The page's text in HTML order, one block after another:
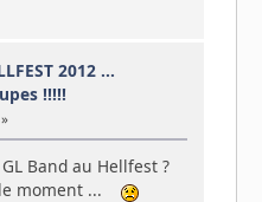
2012 ...
!!!!!
Band au Hellfest ?
moment ...